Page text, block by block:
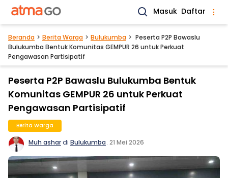
Masuk Daftar
Beranda Berita Warga Bulukumba
Peserta P2P Bawaslu
Bulukumba Bentuk Komunitas GEMPUR 26 untuk Perkuat
Pengawasan Partisipatif
Peserta P2P Bawaslu Bulukumba Bentuk
Komunitas GEMPUR 26 untuk Perkuat
Pengawasan Partisipatif
Berita Warga
Muh ashardi Bulukumba. 21 Mei 2026